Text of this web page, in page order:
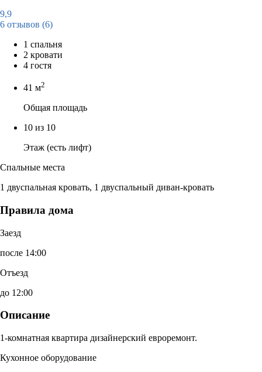
9,9
6 отзывов (6)
1 спальня
2 кровати
4 гостя
41 м2
Общая площадь
10 из 10
Этаж (есть лифт)
Спальные места
1 двуспальная кровать, 1 двуспальный диван-кровать
Правила дома
Заезд
после 14:00
Отъезд
до 12:00
Описание
1-комнатная квартира дизайнерский евроремонт.
Кухонное оборудование